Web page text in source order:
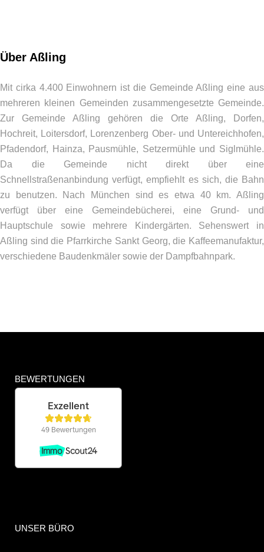
Über Aßling
Mit cirka 4.400 Einwohnern ist die Gemeinde Aßling eine aus
mehreren kleinen Gemeinden zusammengesetzte Gemeinde.
Zur Gemeinde Aßling gehören die Orte Aßling, Dorfen,
Hochreit, Loitersdorf, Lorenzenberg Ober- und Untereichhofen,
Pfadendorf, Hainza, Pausmühle, Setzermühle und Siglmühle.
Da die Gemeinde nicht direkt über eine
Schnellstraßenanbindung verfügt, empfiehlt es sich, die Bahn
zu benutzen. Nach München sind es etwa 40 km. Aßling
verfügt über eine Gemeindebücherei, eine Grund- und
Hauptschule sowie mehrere Kindergärten. Sehenswert in
Aßling sind die Pfarrkirche Sankt Georg, die Kaffeemanufaktur,
verschiedene Baudenkmäler sowie der Dampfbahnpark.
BEWERTUNGEN
UNSER BÜRO